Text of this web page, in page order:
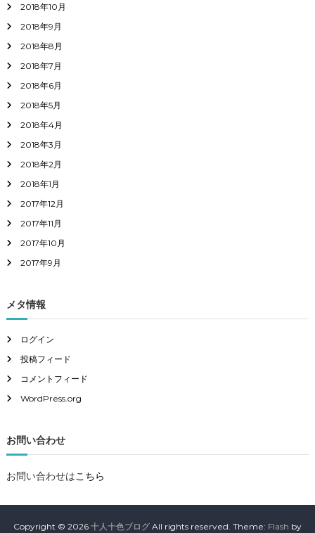
2018年10月
2018年9月
2018年8月
2018年7月
2018年6月
2018年5月
2018年4月
2018年3月
2018年2月
2018年1月
2017年12月
2017年11月
2017年10月
2017年9月
メタ情報
ログイン
投稿フィード
コメントフィード
WordPress.org
お問い合わせ
お問い合わせはこちら
Copyright © 2026 十人十色ブログ All rights reserved. Theme: Flash by